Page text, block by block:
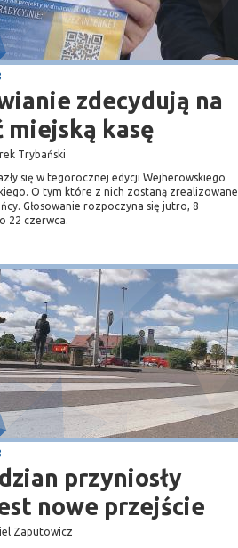
zdecydują na
miejską kasę
Trybański
się w tegorocznej edycji Wejherowskiego
O tym które z nich zostaną zrealizowane
Głosowanie rozpoczyna się jutro, 8
22 czerwca.
przyniosły
nowe przejście
Zaputowicz